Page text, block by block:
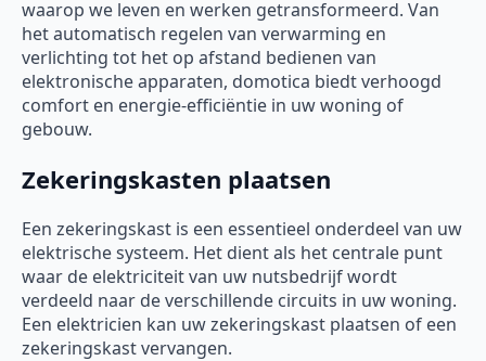
waarop we leven en werken getransformeerd. Van
het automatisch regelen van verwarming en
verlichting tot het op afstand bedienen van
elektronische apparaten, domotica biedt verhoogd
comfort en energie-efficiëntie in uw woning of
gebouw.
Zekeringskasten plaatsen
Een zekeringskast is een essentieel onderdeel van uw
elektrische systeem. Het dient als het centrale punt
waar de elektriciteit van uw nutsbedrijf wordt
verdeeld naar de verschillende circuits in uw woning.
Een elektricien kan uw zekeringskast plaatsen of een
zekeringskast vervangen.